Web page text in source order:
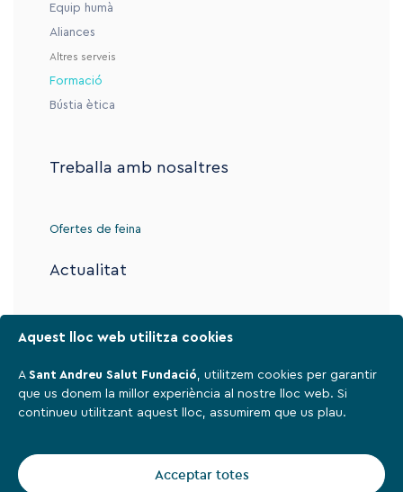
Aquest lloc web utilitza cookies
A Sant Andreu Salut Fundació, utilitzem cookies per garantir
que us donem la millor experiència al nostre lloc web. Si
continueu utilitzant aquest lloc, assumirem que us plau.
Acceptar totes
Equip humà
Aliances
Altres serveis
Formació
Bústia ètica
Treballa amb nosaltres
Ofertes de feina
Actualitat
Contacte
Avís legal